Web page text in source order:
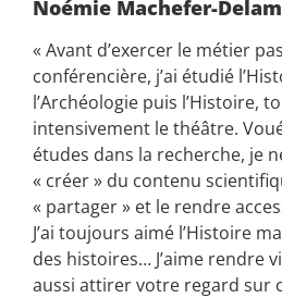
Noémie Machefer-
« Avant d’exercer le métier
conférencière, j’ai étudié
l’Archéologie puis l’Histoire,
intensivement le théâtre.
études dans la recherche, je
« créer » du contenu
« partager » et le rendre
J’ai toujours aimé l’Histoire
des histoires… J’aime rendre
aussi attirer votre regard sur